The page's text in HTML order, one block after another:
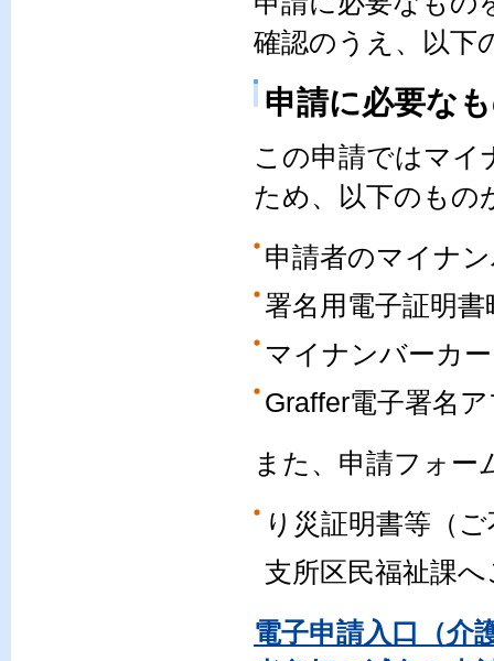
確認のうえ、以下
申請に必要な
この申請ではマイ
ため、以下のもの
申請者のマイナ
署名用電子証明
マイナンバーカ
Graffer電子署名
また、申請フォー
り災証明書等（
支所区民福祉課
電子申請入口（介